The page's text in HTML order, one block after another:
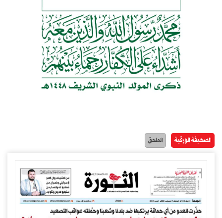
الصحيفة الورقية الملحق